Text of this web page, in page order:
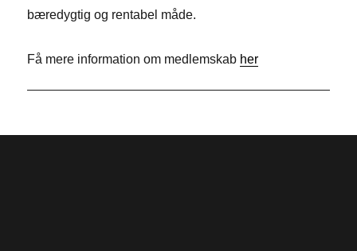
n
r
bæredygtig og rentabel måde.
Få mere information om medlemskab her